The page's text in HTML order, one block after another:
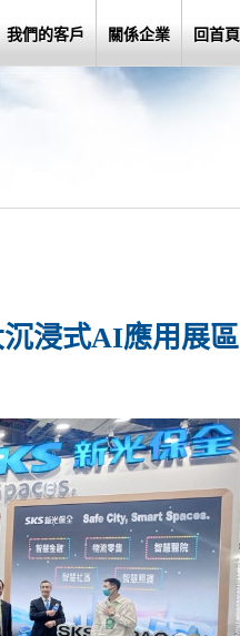
我們的客戶 關係企業 回首頁
浸式AI應用展區